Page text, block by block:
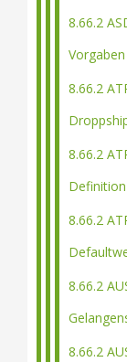
8.66.2
Vorgaben
8.66.2
8.66.2
Definition
8.66.2
8.66.2
8.66.2